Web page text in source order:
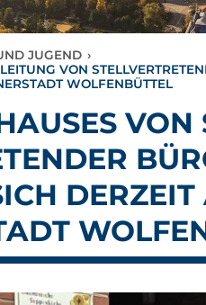
JUGEND ›
VON
WOLFENBÜTTEL